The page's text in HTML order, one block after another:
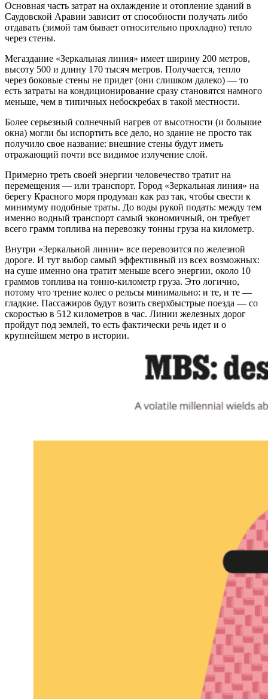
Основная часть затрат на охлаждение и отопление зданий в
Саудовской Аравии зависит от способности получать либо
отдавать (зимой там бывает относительно прохладно) тепло
через стены.
Мегаздание «Зеркальная линия» имеет ширину 200 метров,
высоту 500 и длину 170 тысяч метров. Получается, тепло
через боковые стены не придет (они слишком далеко) — то
есть затраты на кондиционирование сразу становятся намного
меньше, чем в типичных небоскребах в такой местности.
Более серьезный солнечный нагрев от высотности (и большие
окна) могли бы испортить все дело, но здание не просто так
получило свое название: внешние стены будут иметь
отражающий почти все видимое излучение слой.
Примерно треть своей энергии человечество тратит на
перемещения — или транспорт. Город «Зеркальная линия» на
берегу Красного моря продуман как раз так, чтобы свести к
минимуму подобные траты. До воды рукой подать: между тем
именно водный транспорт самый экономичный, он требует
всего грамм топлива на перевозку тонны груза на километр.
Внутри «Зеркальной линии» все перевозится по железной
дороге. И тут выбор самый эффективный из всех возможных:
на суше именно она тратит меньше всего энергии, около 10
граммов топлива на тонно-километр груза. Это логично,
потому что трение колес о рельсы минимально: и те, и те —
гладкие. Пассажиров будут возить сверхбыстрые поезда — со
скоростью в 512 километров в час. Линии железных дорог
пройдут под землей, то есть фактически речь идет и о
крупнейшем метро в истории.